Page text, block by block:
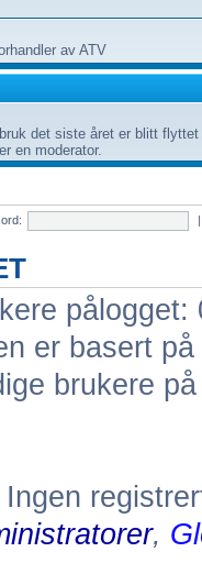
av ATV
det siste året er blitt flyttet
en moderator.
er basert
brukere
,